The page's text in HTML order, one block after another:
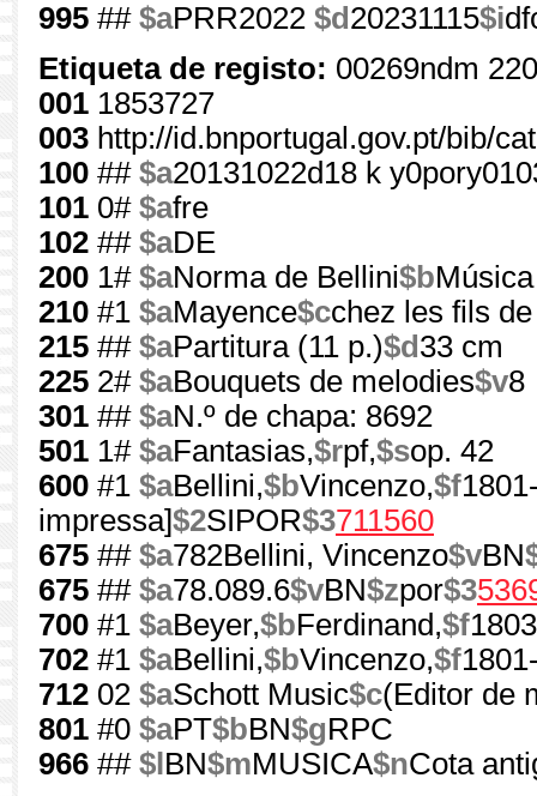
995 ## $aPRR2022 $d 20231115$i
Etiqueta de registo: 00269ndm
001 1853727
003 http://id.bnportugal.gov.pt/bib/
100 ## $a20131022d18 k
101 0# $afre
102 ## $aDE
200 1# $aNorma de Bellini$b
210 #1 $aMayence$cchez les fils
215 ## $aPartitura (11 p.)$d 33 cm
225 2# $aBouquets de melodies$v8
301 ## $aN.º de chapa: 8692
501 1# $aFantasias,$rpf,$sop. 42
600 #1 $aBellini,$bVincenzo,$f
impressa]$2SIPOR$3711560
675 ## $a782Bellini, Vincenzo$vBN
675 ## $a78.089.6$vBN$zpor$3
700 #1 $aBeyer,$bFerdinand,$f
702 #1 $aBellini,$bVincenzo,$f
712 02 $aSchott Music$c(Editor de
801 #0 $aPT$bBN$gRPC
966 ## $l BN$mMUSICA$nCota